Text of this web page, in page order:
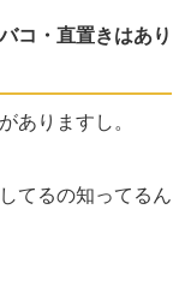
コ・直置きはあり
ありますし。
てるの知ってるん